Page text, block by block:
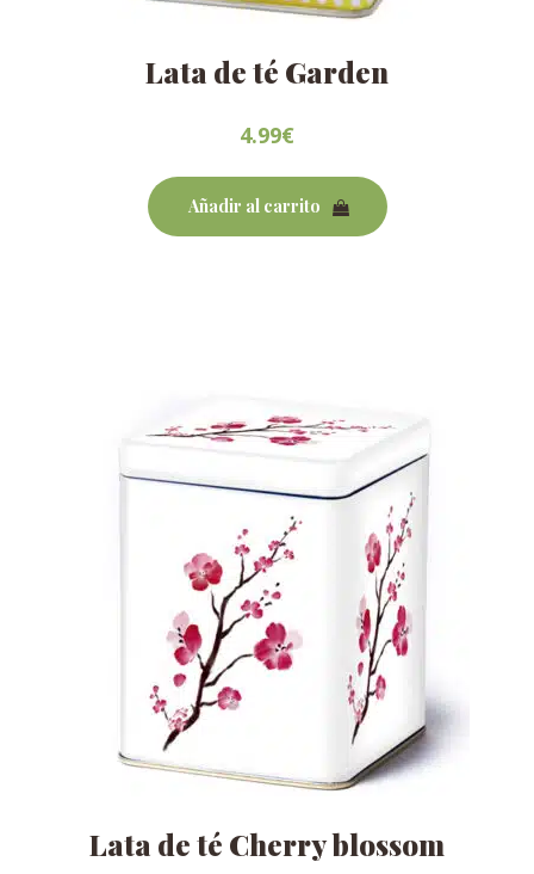
Lata de té Garden
4.99€
Añadir al carrito
Lata de té Cherry blossom